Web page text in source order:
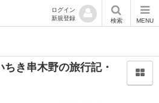
ログイン
新規登録
検索 MENU
き串木野の旅行記・